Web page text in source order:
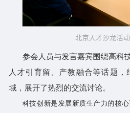
北京人才沙龙活
参会人员与发言嘉宾围绕高科
人才引育留、产教融合等话题
域，展开了热烈的交流讨论。
科技创新是发展新质生产力的核